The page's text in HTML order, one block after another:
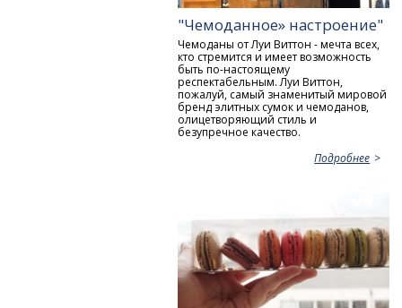
"Чемоданное» настроение"
Чемоданы от Луи Виттон - мечта всех,
кто стремится и имеет возможность
быть по-настоящему
респектабельным. Луи Виттон,
пожалуй, самый знаменитый мировой
бренд элитных сумок и чемоданов,
олицетворяющий стиль и
безупречное качество.
Подробнее